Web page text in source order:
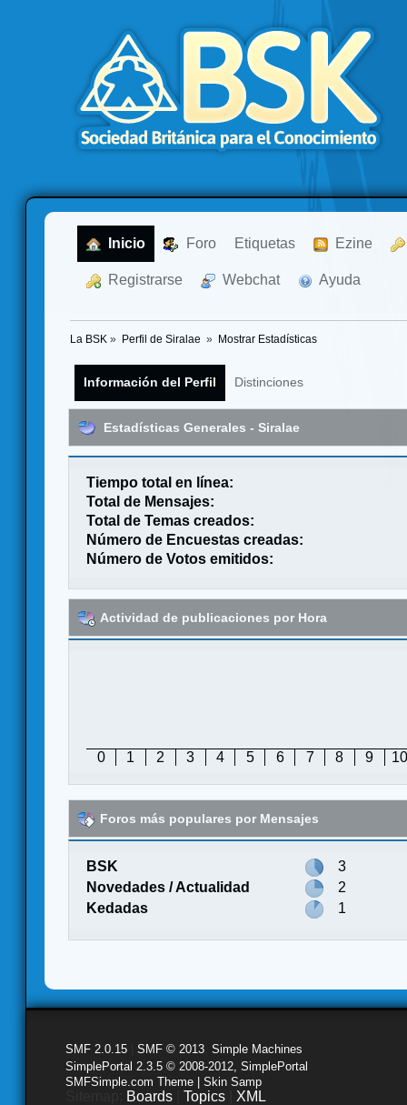
Inicio Foro Etiquetas Ezine
Registrarse Webchat Ayuda
La BSK » Perfil de Siralae » Mostrar Estadísticas
Información del Perfil Distinciones
Estadísticas Generales - Siralae
Tiempo total en línea:
Total de Mensajes:
Total de Temas creados:
Número de Encuestas creadas:
Número de Votos emitidos:
Actividad de publicaciones por Hora
0 1 2 3 4 5 6 7 8 9 10
Foros más populares por Mensajes
BSK
3
Novedades / Actualidad
2
Kedadas
1
SMF 2.0.15 SMF © 2013 Simple Machines
SimplePortal 2.3.5 © 2008-2012, SimplePortal
SMFSimple.com Theme | Skin Samp
Boards Topics XML